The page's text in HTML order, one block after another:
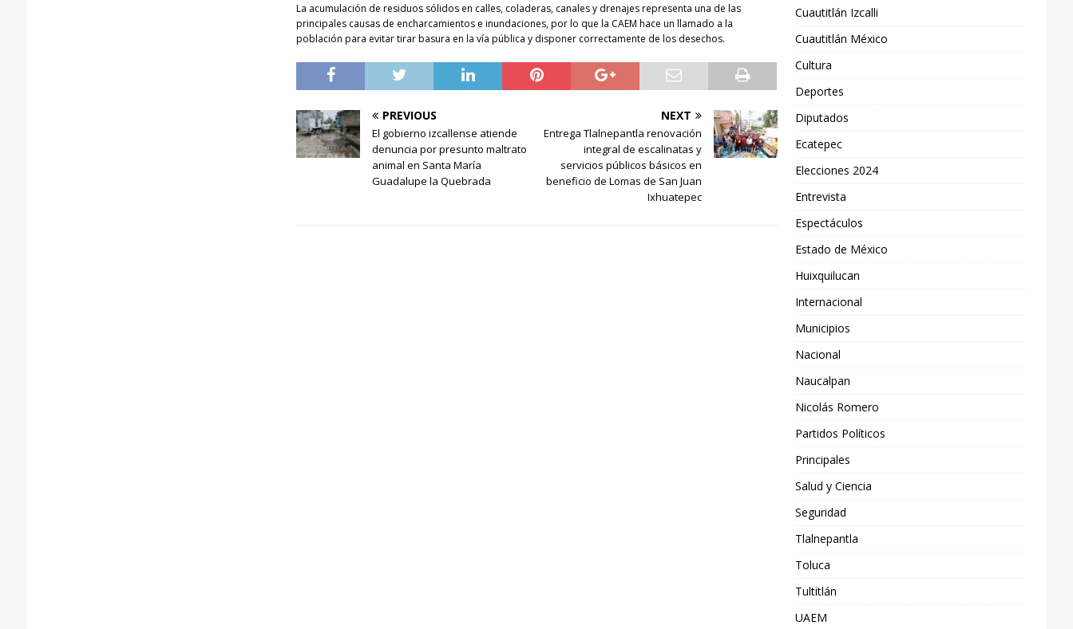
La acumulación de residuos sólidos en calles, coladeras, canales y drenajes representa una de las
principales causas de encharcamientos e inundaciones, por lo que la CAEM hace un llamado a la
población para evitar tirar basura en la vía pública y disponer correctamente de los desechos.
PREVIOUS
El gobierno izcallense atiende
denuncia por presunto maltrato
animal en Santa María
Guadalupe la Quebrada
NEXT
Entrega Tlalnepantla renovación
integral de escalinatas y
servicios públicos básicos en
beneficio de Lomas de San Juan
Ixhuatepec
Cuautitlán Izcalli
Cuautitlán México
Cultura
Deportes
Diputados
Ecatepec
Elecciones 2024
Entrevista
Espectáculos
Estado de México
Huixquilucan
Internacional
Municipios
Nacional
Naucalpan
Nicolás Romero
Partidos Políticos
Principales
Salud y Ciencia
Seguridad
Tlalnepantla
Toluca
Tultitlán
UAEM